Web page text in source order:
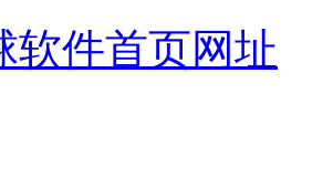
软件首页网址